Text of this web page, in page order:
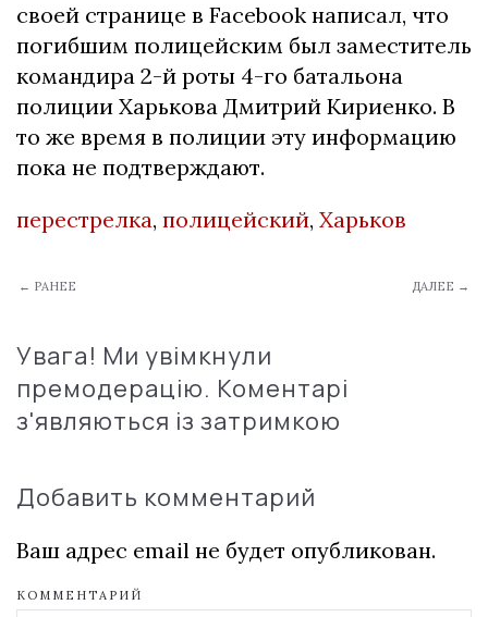
своей странице в Facebook написал, что
погибшим полицейским был заместитель
командира 2-й роты 4-го батальона
полиции Харькова Дмитрий Кириенко. В
то же время в полиции эту информацию
пока не подтверждают.
перестрелка, полицейский, Харьков
← РАНЕЕ ДАЛЕЕ →
Увага! Ми увімкнули
премодерацію. Коментарі
з'являються із затримкою
Добавить комментарий
Ваш адрес email не будет опубликован.
КОММЕНТАРИЙ